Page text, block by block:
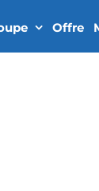
Offre